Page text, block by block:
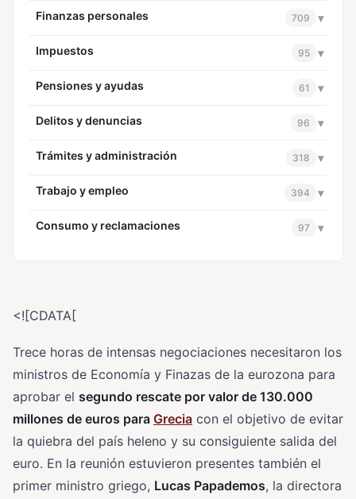
Finanzas personales 709 ▾
Impuestos 95 ▾
Pensiones y ayudas 61 ▾
Delitos y denuncias 96 ▾
Trámites y administración 318 ▾
Trabajo y empleo 394 ▾
Consumo y reclamaciones 97 ▾
<![CDATA[
Trece horas de intensas negociaciones necesitaron los
ministros de Economía y Finazas de la eurozona para
aprobar el segundo rescate por valor de 130.000
millones de euros para Grecia con el objetivo de evitar
la quiebra del país heleno y su consiguiente salida del
euro. En la reunión estuvieron presentes también el
primer ministro griego, Lucas Papademos, la directora